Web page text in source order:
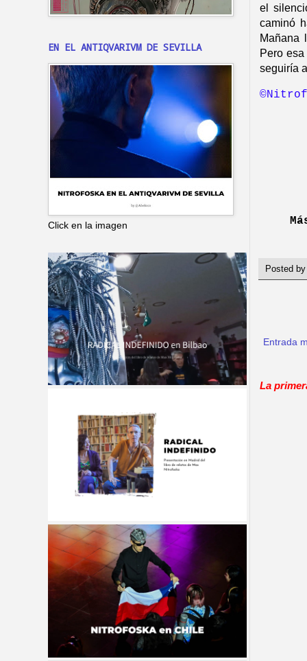
el
caminó
Mañana
Pero
seguiría
©
Posted
Entrada
La
EN EL ANTIQVARIVM DE SEVILLA
Click en la imagen